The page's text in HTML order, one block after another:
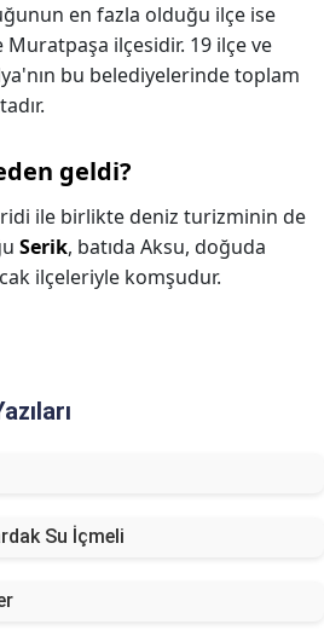
en fazla olduğu ilçe ise
Muratpaşa ilçesidir. 19 ilçe ve
bu belediyelerinde toplam
geldi?
ile birlikte deniz turizminin de
Serik, batıda Aksu, doğuda
ilçeleriyle komşudur.
Su İçmeli